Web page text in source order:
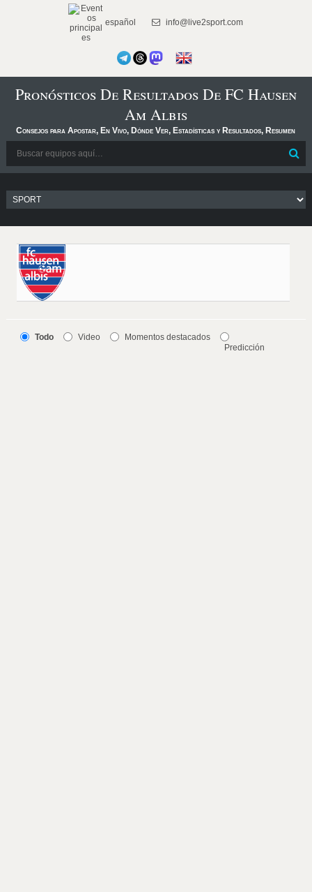
español info@live2sport.com
Pronósticos De Resultados De FC Hausen
Am Albis
Consejos para Apostar, En Vivo, Dónde Ver, Estadísticas y Resultados, Resumen
Todo Video
Momentos destacados
Predicción